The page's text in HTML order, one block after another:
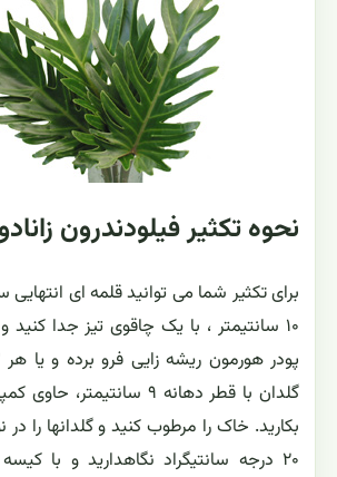
نحوه تکثیر فیلودندرون زانادو
۱۰ سانتیمتر ، با یک چاقوی تیز جدا کنید
گلدان با قطر دهانه ۹
بکارید. خاک را مرطوب کنید و گلدانها را
۲۰ درجه سانتیگراد نگاهدارید و با